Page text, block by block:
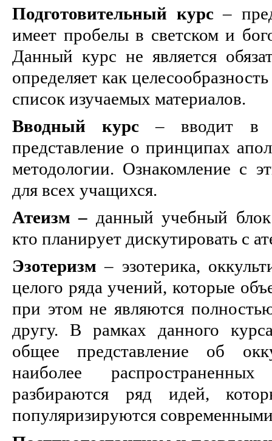
Подготовительный курс–
имеет пробелы в светском и
Данный курс не является
определяет как
список изучаемых материалов.
Вводный курс – вводит в
представление о принципах
методологии. Ознакомление с
для всех учащихся.
Атеизм – данный учебный
кто планирует дискутировать с
Эзотеризм – эзотерика,
целого ряда учений, которые
при этом не являются
другу. В рамках данного
общее представление об
наиболее
разбираются ряд идей,
популяризируются